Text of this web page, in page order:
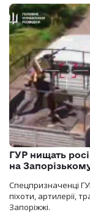
ГУР нищать
на
Спецпризначенці
піхоти, артилерії,
Запоріжжі.